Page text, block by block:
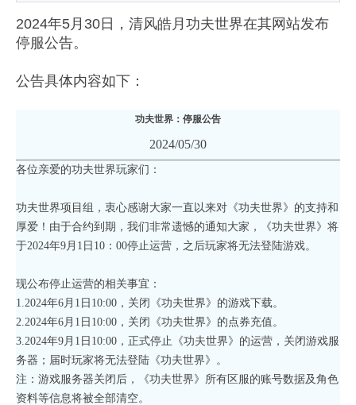
2024年5月30日，清风皓月功夫世界在其网站发布
停服公告。
公告具体内容如下：
功夫世界：停服公告
2024/05/30
各位亲爱的功夫世界玩家们：
功夫世界项目组，衷心感谢大家一直以来对《功夫世界》的支持和
厚爱！由于合约到期，我们非常遗憾的通知大家，《功夫世界》将
于2024年9月1日10：00停止运营，之后玩家将无法登陆游戏。
现公布停止运营的相关事宜：
1.2024年6月1日10:00，关闭《功夫世界》的游戏下载。
2.2024年6月1日10:00，关闭《功夫世界》的点券充值。
3.2024年9月1日10:00，正式停止《功夫世界》的运营，关闭游戏服
务器；届时玩家将无法登陆《功夫世界》。
注：游戏服务器关闭后，《功夫世界》所有区服的账号数据及角色
资料等信息将被全部清空。